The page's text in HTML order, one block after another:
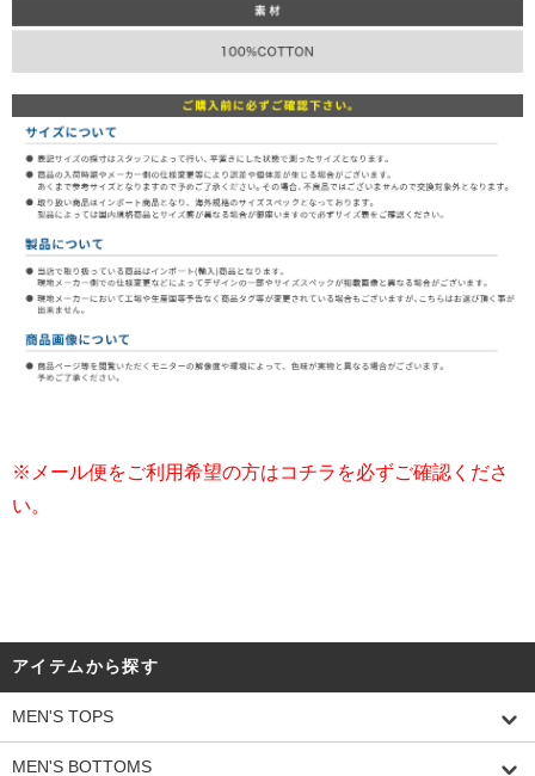
※メール便をご利用希望の方はコチラを必ずご確認くださ
い。
アイテムから探す
MEN'S TOPS
MEN'S BOTTOMS